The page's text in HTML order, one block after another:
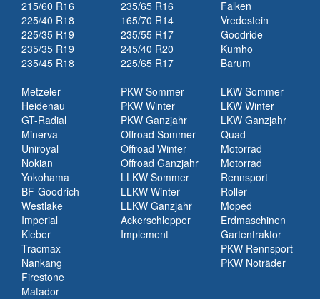
215/60 R16
225/40 R18
225/35 R19
235/35 R19
235/45 R18
235/65 R16
165/70 R14
235/55 R17
245/40 R20
225/65 R17
Falken
Vredestein
Goodride
Kumho
Barum
Metzeler
Heidenau
GT-Radial
Minerva
Uniroyal
Nokian
Yokohama
BF-Goodrich
Westlake
Imperial
Kleber
Tracmax
Nankang
Firestone
Matador
PKW Sommer
PKW Winter
PKW Ganzjahr
Offroad Sommer
Offroad Winter
Offroad Ganzjahr
LLKW Sommer
LLKW Winter
LLKW Ganzjahr
Ackerschlepper
Implement
LKW Sommer
LKW Winter
LKW Ganzjahr
Quad
Motorrad
Motorrad
Rennsport
Roller
Moped
Erdmaschinen
Gartentraktor
PKW Rennsport
PKW Noträder